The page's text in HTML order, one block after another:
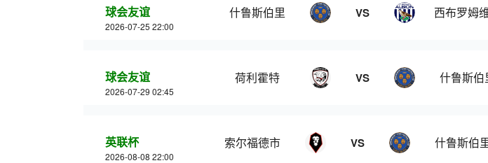
球会友谊
2026-07-25 22:00
什鲁斯伯里 VS 西布罗姆
球会友谊
2026-07-29 02:45
荷利霍特 VS 什鲁斯伯
英联杯
2026-08-08 22:00
索尔福德市 VS 什鲁斯伯